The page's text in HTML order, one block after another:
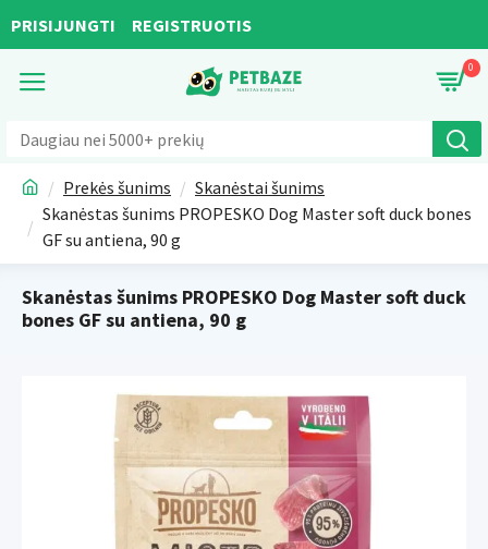
PRISIJUNGTI REGISTRUOTIS
0
Prekės šunims
Skanėstai šunims
Skanėstas šunims PROPESKO Dog Master soft duck bones
GF su antiena, 90 g
Skanėstas šunims PROPESKO Dog Master soft duck
bones GF su antiena, 90 g